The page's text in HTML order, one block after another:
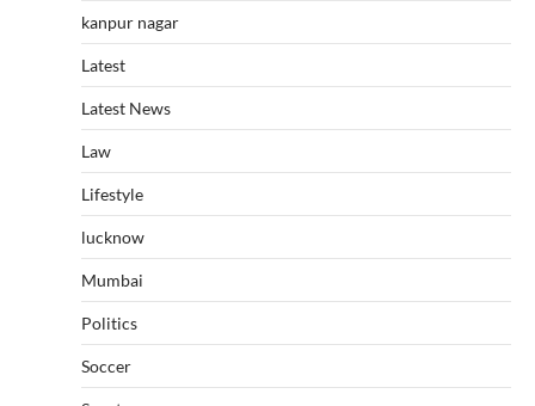
kanpur nagar
Latest
Latest News
Law
Lifestyle
lucknow
Mumbai
Politics
Soccer